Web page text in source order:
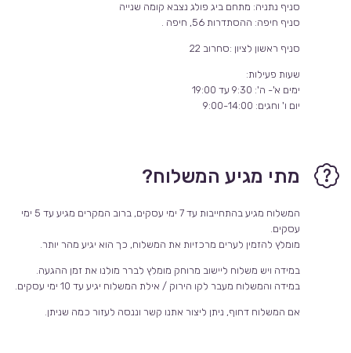
סניף נתניה: מתחם ביג פולג נצבא קומה שנייה
סניף חיפה: ההסתדרות 56, חיפה .
סניף ראשון לציון :סחרוב 22
שעות פעילות:
ימים א'- ה': 9:30 עד 19:00
יום ו' וחגים: 9:00-14:00
מתי מגיע המשלוח?
המשלוח מגיע בהתחייבות עד 7 ימי עסקים, ברוב המקרים מגיע עד 5 ימי
עסקים.
מומלץ להזמין לערים מרכזיות את המשלוח, כך הוא יגיע מהר יותר.
במידה ויש משלוח ליישוב מרוחק מומלץ לברר מולנו את זמן ההגעה.
במידה והמשלוח מעבר לקו הירוק / אילת המשלוח יגיע עד 10 ימי עסקים.
אם המשלוח דחוף, ניתן ליצור אתנו קשר וננסה לעזור כמה שניתן.